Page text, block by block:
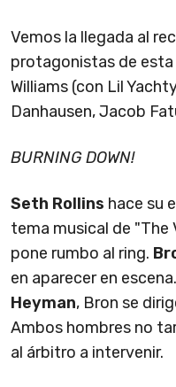
Vemos la llegada al
protagonistas de esta
Williams (con Lil
Danhausen, Jacob
BURNING DOWN!
Seth Rollins hace su
tema musical de
pone rumbo al ring.
en aparecer en
Heyman, Bron se
Ambos hombres no
al árbitro a intervenir.